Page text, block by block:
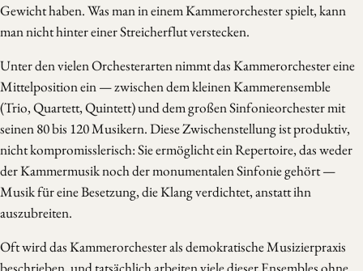
Gewicht haben. Was man in einem Kammerorchester spielt, kann
man nicht hinter einer Streicherflut verstecken.
Unter den vielen Orchesterarten nimmt das Kammerorchester eine
Mittelposition ein — zwischen dem kleinen Kammerensemble
(Trio, Quartett, Quintett) und dem großen Sinfonieorchester mit
seinen 80 bis 120 Musikern. Diese Zwischenstellung ist produktiv,
nicht kompromisslerisch: Sie ermöglicht ein Repertoire, das weder
der Kammermusik noch der monumentalen Sinfonie gehört —
Musik für eine Besetzung, die Klang verdichtet, anstatt ihn
auszubreiten.
Oft wird das Kammerorchester als demokratische Musizierpraxis